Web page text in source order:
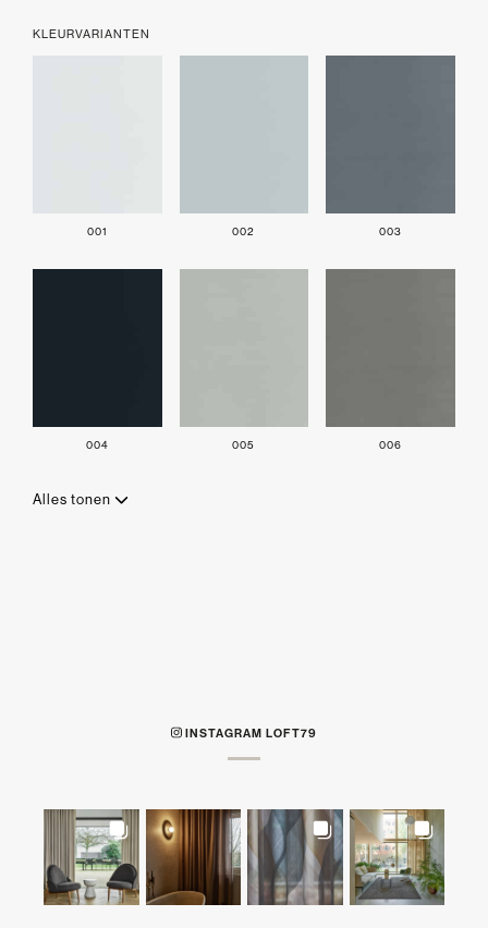
KLEURVARIANTEN
001 002 003
004 005 006
Alles tonen
INSTAGRAM LOFT79